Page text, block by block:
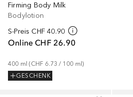
Firming Body Milk
Bodylotion
S-Preis CHF 40.90
Online CHF 26.90
400 ml (CHF 6.73 / 100 ml)
GESCHENK